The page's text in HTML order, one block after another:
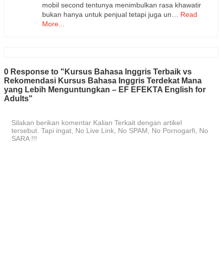
mobil second tentunya menimbulkan rasa khawatir
bukan hanya untuk penjual tetapi juga un…
Read
More...
0 Response to "Kursus Bahasa Inggris Terbaik vs
Rekomendasi Kursus Bahasa Inggris Terdekat Mana
yang Lebih Menguntungkan – EF EFEKTA English for
Adults"
Silakan berikan komentar Kalian Terkait dengan artikel
tersebut. Tapi ingat, No Live Link, No SPAM, No Pornogarfi, No
SARA !!!